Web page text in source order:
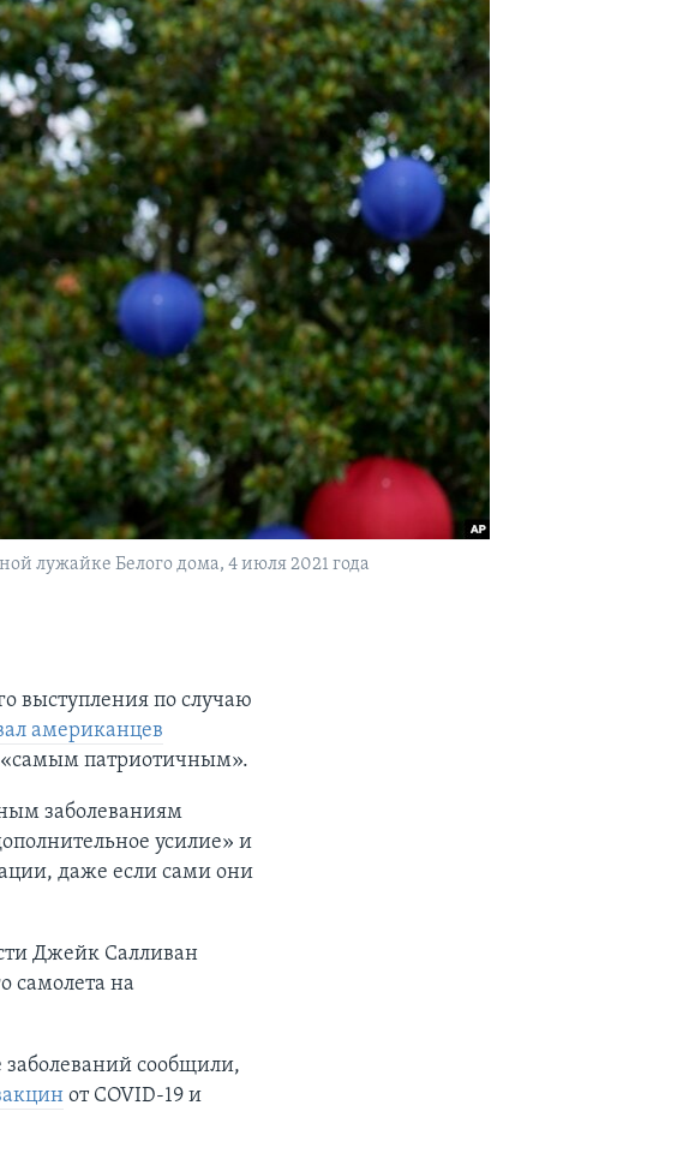
лужайке Белого дома, 4 июля 2021 года
выступления по случаю
американцев
«самым патриотичным».
заболеваниям
усилие» и
даже если сами они
Джейк Салливан
самолета на
сообщили,
от COVID-19 и